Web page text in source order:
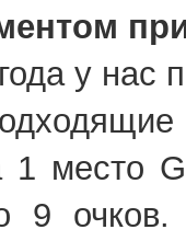
у нас
1 место
9